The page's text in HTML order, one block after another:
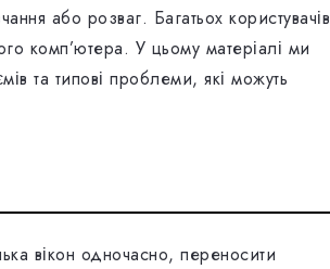
або розваг. Багатьох користувачів
комп’ютера. У цьому матеріалі ми
та типові проблеми, які можуть
вікон одночасно, переносити